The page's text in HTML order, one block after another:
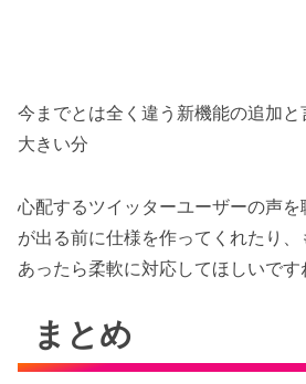
今までとは全く違う新機能の追加
大きい分
心配するツイッターユーザーの声
が出る前に仕様を作ってくれたり
あったら柔軟に対応してほしいです
まとめ